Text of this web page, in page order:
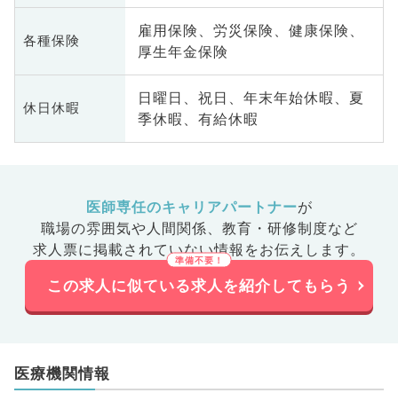
各種保険
雇用保険、労災保険、健康保険、
厚生年金保険
休日休暇
日曜日、祝日、年末年始休暇、夏
季休暇、有給休暇
医師専任のキャリアパートナーが
職場の雰囲気や人間関係、 教育・研修制度など
求人票に掲載されていない情報をお伝えします。
この求人に似ている求人を紹介してもらう
医療機関情報